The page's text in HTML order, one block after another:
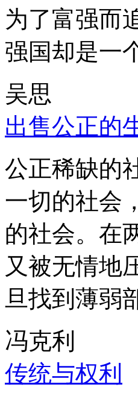
为了富强而
强国却是一
吴思
出售公正的
公正稀缺的
一切的社会
的社会。在
又被无情地
旦找到薄弱
冯克利
传统与权利